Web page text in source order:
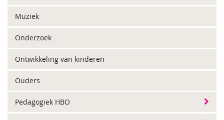
Muziek
Onderzoek
Ontwikkeling van kinderen
Ouders
Pedagogiek HBO